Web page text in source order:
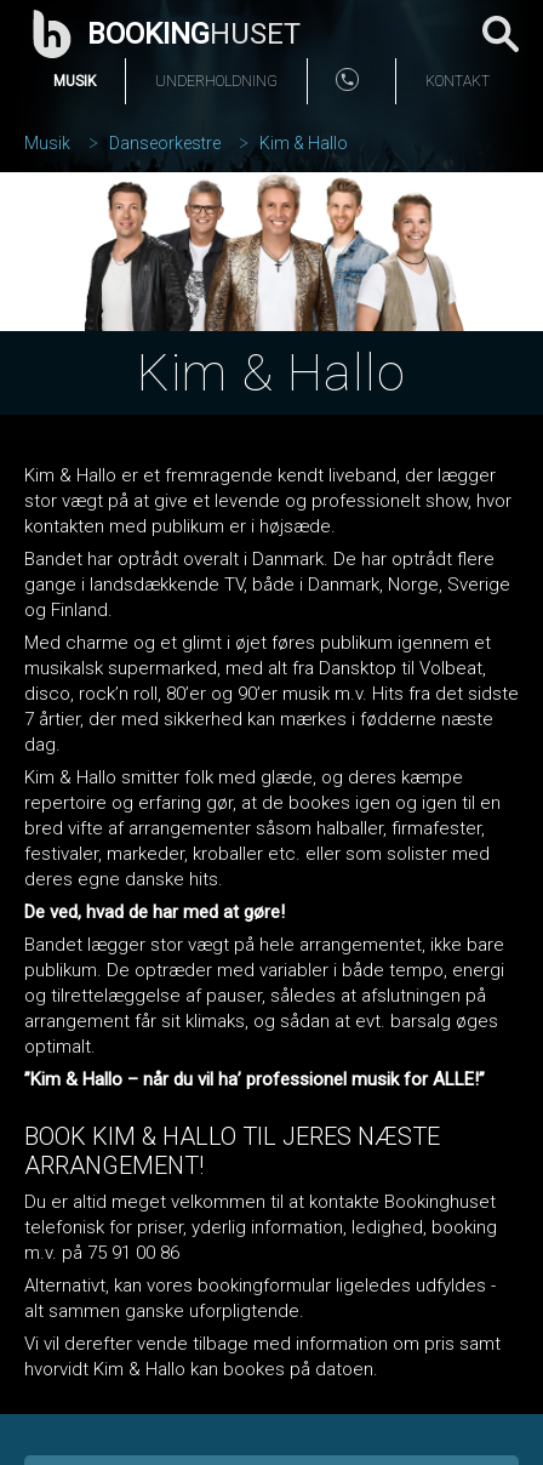
BOOKINGHUSET
MUSIK UNDERHOLDNING KONTAKT
Musik Danseorkestre Kim & Hallo
Kim & Hallo
Kim & Hallo er et fremragende kendt liveband, der lægger
stor vægt på at give et levende og professionelt show, hvor
kontakten med publikum er i højsæde.
Bandet har optrådt overalt i Danmark. De har optrådt flere
gange i landsdækkende TV, både i Danmark, Norge, Sverige
og Finland.
Med charme og et glimt i øjet føres publikum igennem et
musikalsk supermarked, med alt fra Dansktop til Volbeat,
disco, rock’n roll, 80’er og 90’er musik m.v. Hits fra det sidste
7 årtier, der med sikkerhed kan mærkes i fødderne næste
dag.
Kim & Hallo smitter folk med glæde, og deres kæmpe
repertoire og erfaring gør, at de bookes igen og igen til en
bred vifte af arrangementer såsom halballer, firmafester,
festivaler, markeder, kroballer etc. eller som solister med
deres egne danske hits.
De ved, hvad de har med at gøre!
Bandet lægger stor vægt på hele arrangementet, ikke bare
publikum. De optræder med variabler i både tempo, energi
og tilrettelæggelse af pauser, således at afslutningen på
arrangement får sit klimaks, og sådan at evt. barsalg øges
optimalt.
”Kim & Hallo – når du vil ha’ professionel musik for ALLE!”
BOOK KIM & HALLO TIL JERES NÆSTE
ARRANGEMENT!
Du er altid meget velkommen til at kontakte Bookinghuset
telefonisk for priser, yderlig information, ledighed, booking
m.v. på 75 91 00 86
Alternativt, kan vores bookingformular ligeledes udfyldes -
alt sammen ganske uforpligtende.
Vi vil derefter vende tilbage med information om pris samt
hvorvidt Kim & Hallo kan bookes på datoen.